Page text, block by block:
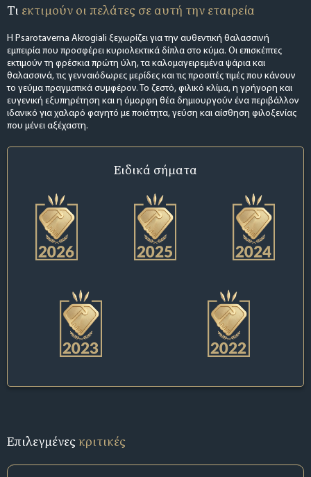
Τι εκτιμούν οι πελάτες σε αυτή την εταιρεία
Η Psarotaverna Akrogiali ξεχωρίζει για την αυθεντική θαλασσινή
εμπειρία που προσφέρει κυριολεκτικά δίπλα στο κύμα. Οι επισκέπτες
εκτιμούν τη φρέσκια πρώτη ύλη, τα καλομαγειρεμένα ψάρια και
θαλασσινά, τις γενναιόδωρες μερίδες και τις προσιτές τιμές που κάνουν
το γεύμα πραγματικά συμφέρον. Το ζεστό, φιλικό κλίμα, η γρήγορη και
ευγενική εξυπηρέτηση και η όμορφη θέα δημιουργούν ένα περιβάλλον
ιδανικό για χαλαρό φαγητό με ποιότητα, γεύση και αίσθηση φιλοξενίας
που μένει αξέχαστη.
Ειδικά σήματα
Επιλεγμένεςκριτικές